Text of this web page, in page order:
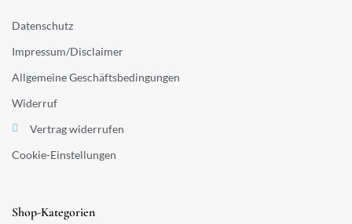
Datenschutz
Impressum/Disclaimer
Allgemeine Geschäftsbedingungen
Widerruf
Vertrag widerrufen
Cookie-Einstellungen
Shop-Kategorien